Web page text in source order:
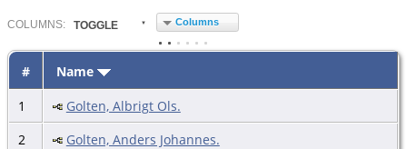
COLUMN S: TOGGLE Columns
#
Name
1
Golten, Albrigt Ols.
2
Golten, Anders Johannes.